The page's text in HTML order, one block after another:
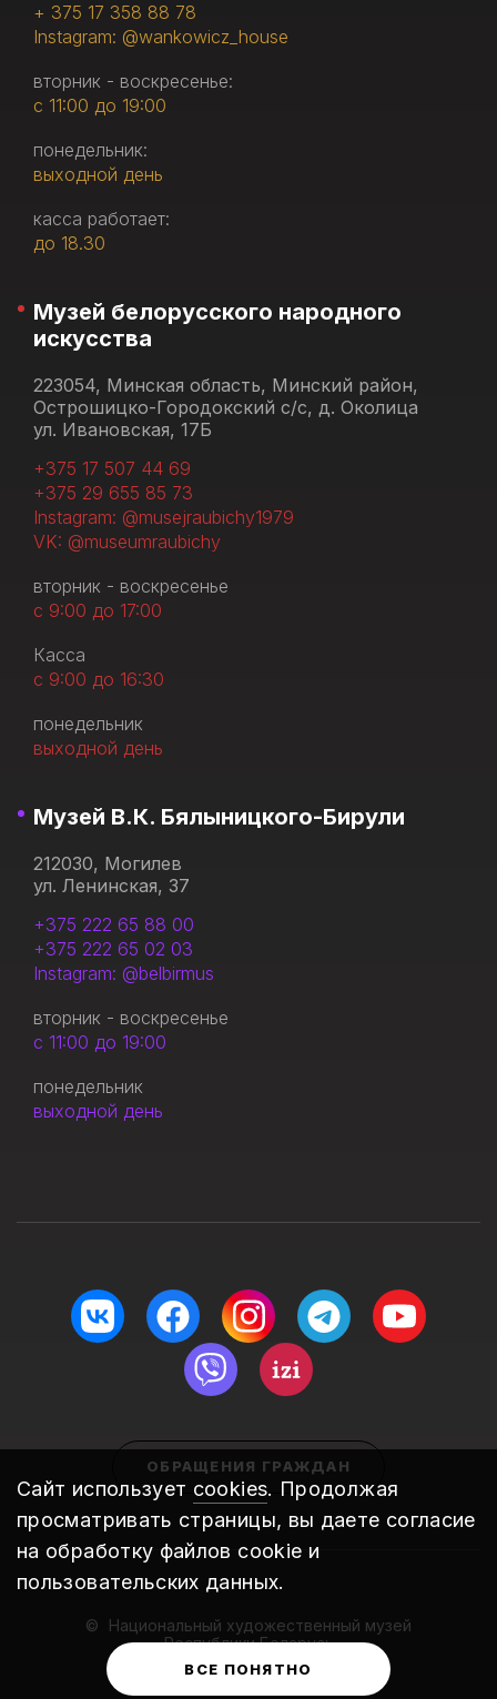
Сайт использует cookies. Продолжая
просматривать страницы, вы даете согласие
на обработку файлов cookie и
пользовательских данных.
ВСЕ ПОНЯТНО
+ 375 17 358 88 78
Instagram: @wankowicz_house
вторник - воскресенье:
с 11:00 до 19:00
понедельник:
выходной день
касса работает:
до 18.30
Музей белорусского народного
искусства
223054, Минская область, Минский район,
Острошицко-Городокский с/с, д. Околица
ул. Ивановская, 17Б
+375 17 507 44 69
+375 29 655 85 73
Instagram: @musejraubichy1979
VK: @museumraubichy
вторник - воскресенье
с 9:00 до 17:00
Касса
с 9:00 до 16:30
понедельник
выходной день
Музей В.К. Бялыницкого-Бирули
212030, Могилев
ул. Ленинская, 37
+375 222 65 88 00
+375 222 65 02 03
Instagram: @belbirmus
вторник - воскресенье
с 11:00 до 19:00
понедельник
выходной день
ОБРАЩЕНИЯ ГРАЖДАН
Национальный художественный музей
Республики Беларусь
2010 – 2026